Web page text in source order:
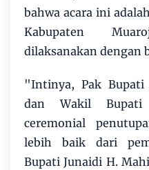
bahwa acara ini
Kabupaten
dilaksanakan dengan
"Intinya, Pak Bupati
dan Wakil Bupati
ceremonial
lebih baik dari
Bupati Junaidi H.